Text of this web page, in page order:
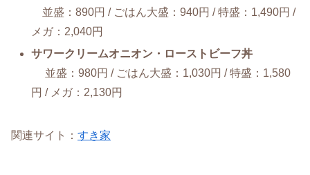
並盛：890円 / ごはん大盛：940円 / 特盛：1,490円 /
メガ：2,040円
サワークリームオニオン・ローストビーフ丼
並盛：980円 / ごはん大盛：1,030円 / 特盛：1,580
円 / メガ：2,130円
関連サイト： すき家